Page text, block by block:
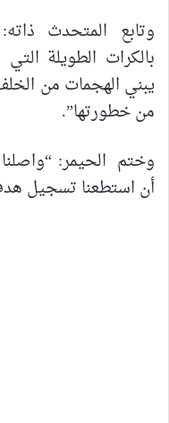
وتابع المتحدث
بالكرات الطويلة
يبني الهجمات من
من خطورتها”.
وختم الحيمر:
أن استطعنا تسجيل